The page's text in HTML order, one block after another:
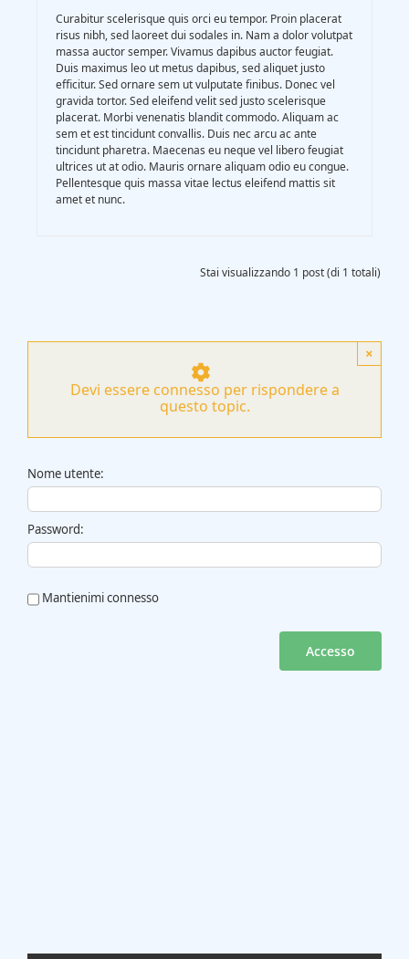
Location
Curabitur scelerisque quis orci eu tempor. Proin placerat
risus nibh, sed laoreet dui sodales in. Nam a dolor volutpat
massa auctor semper. Vivamus dapibus auctor feugiat.
Duis maximus leo ut metus dapibus, sed aliquet justo
efficitur. Sed ornare sem ut vulputate finibus. Donec vel
gravida tortor. Sed eleifend velit sed justo scelerisque
placerat. Morbi venenatis blandit commodo. Aliquam ac
sem et est tincidunt convallis. Duis nec arcu ac ante
tincidunt pharetra. Maecenas eu neque vel libero feugiat
ultrices ut at odio. Mauris ornare aliquam odio eu congue.
Pellentesque quis massa vitae lectus eleifend mattis sit
amet et nunc.
Stai visualizzando 1 post (di 1 totali)
×
Devi essere connesso per rispondere a
questo topic.
Nome utente:
Password:
Mantienimi connesso
Accesso